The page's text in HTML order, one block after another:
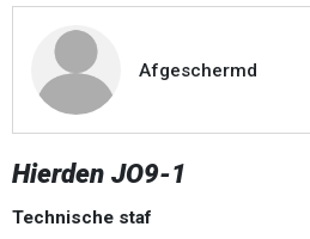
Afgeschermd
Hierden JO9-1
Technische staf